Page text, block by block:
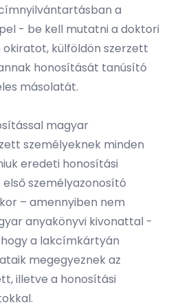
a
- be kell mutatni a doktori
külföldön szerzett
honosítását tanúsító
másolatát.
magyar
személyeknek minden
eredeti honosítási
személyazonosító
– amennyiben nem
anyakönyvi kivonattal -
a lakcímkártyán
megegyeznek az
illetve a honosítási